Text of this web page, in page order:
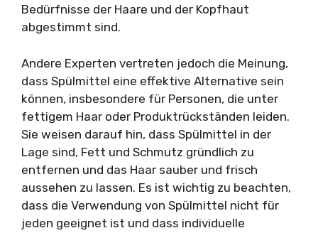
Bedürfnisse der Haare und der Kopfhaut
abgestimmt sind.
Andere Experten vertreten jedoch die Meinung,
dass Spülmittel eine effektive Alternative sein
können, insbesondere für Personen, die unter
fettigem Haar oder Produktrückständen leiden.
Sie weisen darauf hin, dass Spülmittel in der
Lage sind, Fett und Schmutz gründlich zu
entfernen und das Haar sauber und frisch
aussehen zu lassen. Es ist wichtig zu beachten,
dass die Verwendung von Spülmittel nicht für
jeden geeignet ist und dass individuelle